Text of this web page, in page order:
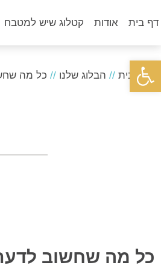
פתח סרגל נגישות
דף בית אודות קטלוג שיש למטבח
דף הבית // הבלוג שלנו // כל מה
כל מה שחשוב